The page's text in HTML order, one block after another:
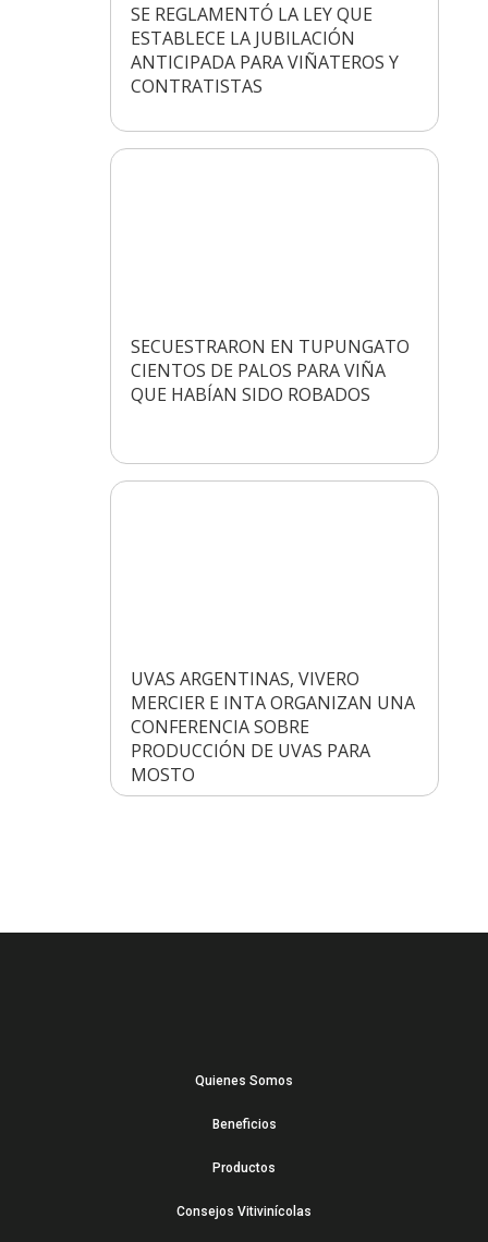
SE REGLAMENTÓ LA LEY QUE
ESTABLECE LA JUBILACIÓN
ANTICIPADA PARA VIÑATEROS Y
CONTRATISTAS
SECUESTRARON EN TUPUNGATO
CIENTOS DE PALOS PARA VIÑA
QUE HABÍAN SIDO ROBADOS
UVAS ARGENTINAS, VIVERO
MERCIER E INTA ORGANIZAN UNA
CONFERENCIA SOBRE
PRODUCCIÓN DE UVAS PARA
MOSTO
Quienes Somos
Beneficios
Productos
Consejos Vitivinícolas